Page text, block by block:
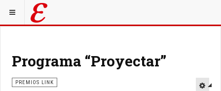
Programa “Proyectar”
PREMIOS LINK